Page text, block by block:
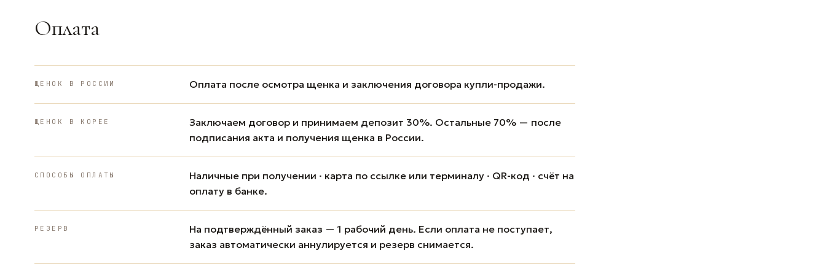
Оплата
ЩЕНОК В РОССИИ Оплата после осмотра щенка и заключения договора купли-продажи.
ЩЕНОК В КОРЕЕ
Заключаем договор и принимаем депозит 30%. Остальные 70% — после
подписания акта и получения щенка в России.
СПОСОБЫ ОПЛАТЫ
Наличные при получении · карта по ссылке или терминалу · QR-код · счёт на
оплату в банке.
РЕЗЕРВ
На подтверждённый заказ — 1 рабочий день. Если оплата не поступает,
заказ автоматически аннулируется и резерв снимается.